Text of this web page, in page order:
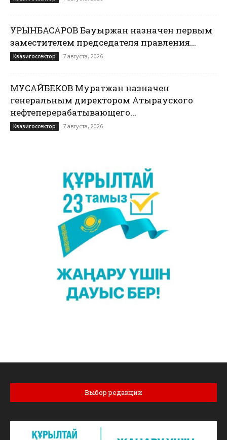
УРЫНБАСАРОВ Бауыржан назначен первым
заместителем председателя правления...
Квазигоссектор 7 августа, 2026
МУСАЙБЕКОВ Муратжан назначен
генеральным директором Атырауского
нефтеперерабатывающего...
Квазигоссектор 7 августа, 2026
Выбор редакции